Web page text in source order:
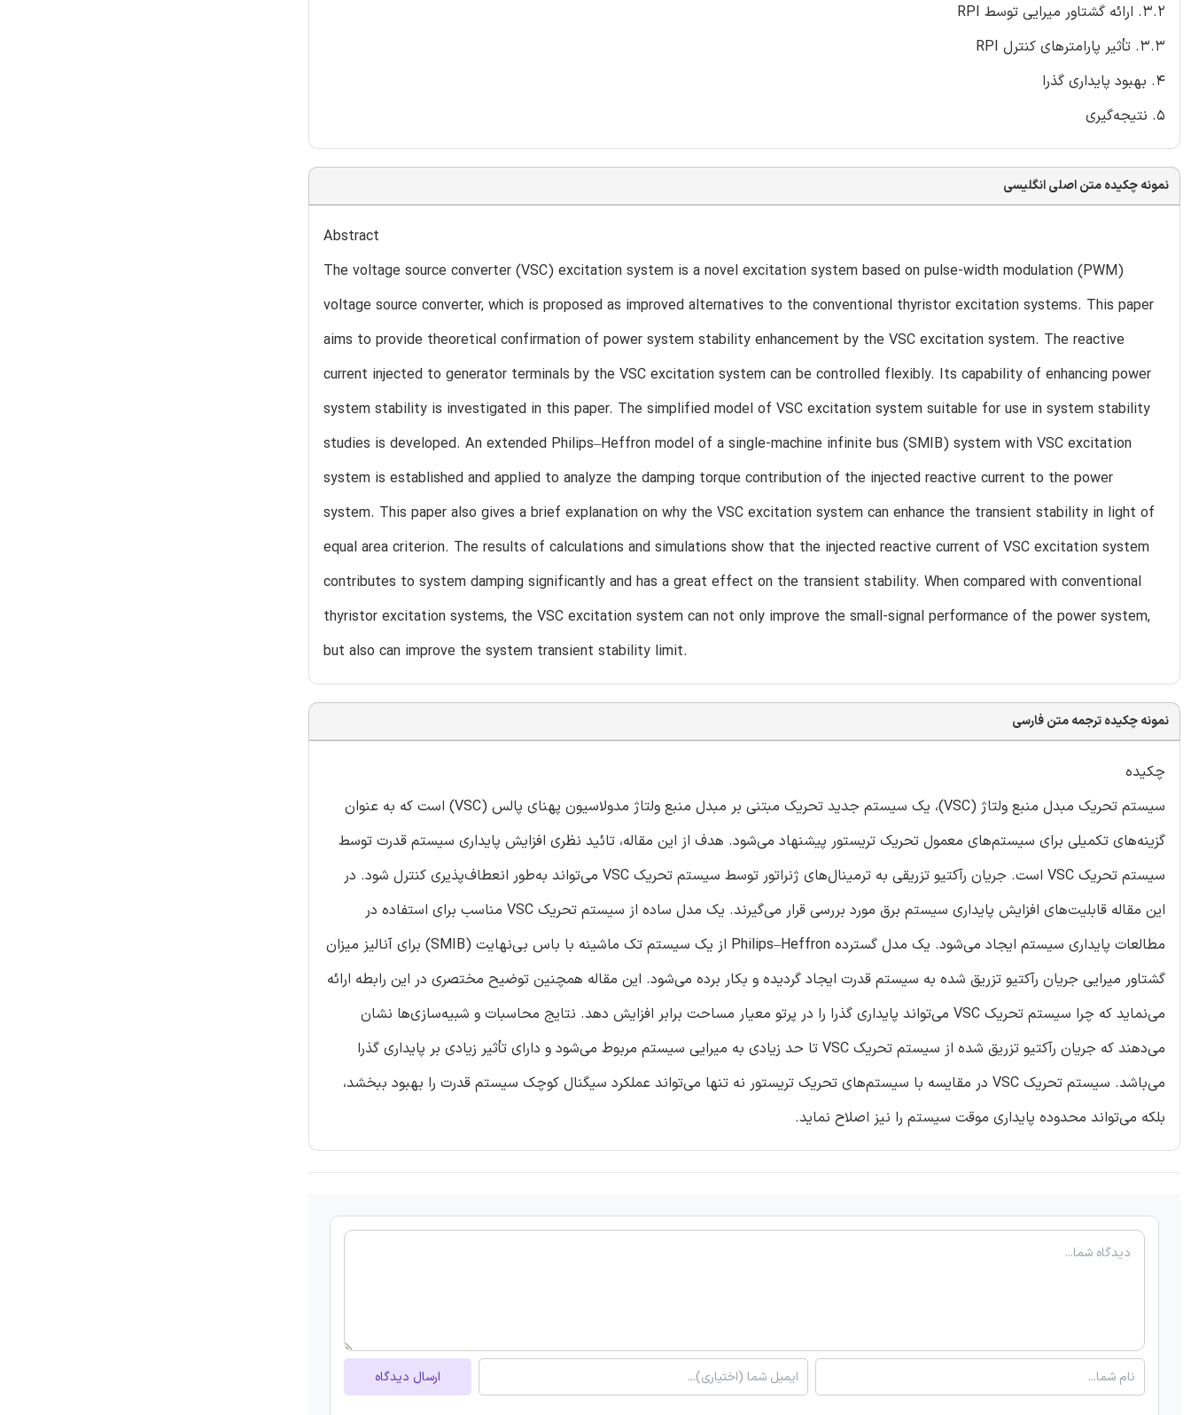
3.2. ارائه گشتاور میرایی توسط RPI
3.3. تأثیر پارامترهای کنترل RPI
4. بهبود پایداری گذرا
5. نتیجه‌گیری
نمونه چکیده متن اصلی انگلیسی
Abstract
The voltage source converter (VSC) excitation system is a novel excitation system based on pulse-width modulation (PWM)
voltage source converter, which is proposed as improved alternatives to the conventional thyristor excitation systems. This paper
aims to provide theoretical confirmation of power system stability enhancement by the VSC excitation system. The reactive
current injected to generator terminals by the VSC excitation system can be controlled flexibly. Its capability of enhancing power
system stability is investigated in this paper. The simplified model of VSC excitation system suitable for use in system stability
studies is developed. An extended Philips–Heffron model of a single-machine infinite bus (SMIB) system with VSC excitation
system is established and applied to analyze the damping torque contribution of the injected reactive current to the power
system. This paper also gives a brief explanation on why the VSC excitation system can enhance the transient stability in light of
equal area criterion. The results of calculations and simulations show that the injected reactive current of VSC excitation system
contributes to system damping significantly and has a great effect on the transient stability. When compared with conventional
thyristor excitation systems, the VSC excitation system can not only improve the small-signal performance of the power system,
but also can improve the system transient stability limit.
نمونه چکیده ترجمه متن فارسی
چکیده
سیستم تحریک مبدل منبع ولتاژ (VSC)، یک سیستم جدید تحریک مبتنی بر مبدل منبع ولتاژ مدولاسیون پهنای پالس (VSC) است که به عنوان
گزینه‌های تکمیلی برای سیستم‌های معمول تحریک تریستور پیشنهاد می‌شود. هدف از این مقاله، تائید نظری افزایش پایداری سیستم قدرت توسط
سیستم تحریک VSC است. جریان رآکتیو تزریقی به ترمینال‌های ژنراتور توسط سیستم تحریک VSC می‌تواند به‌طور انعطاف‌پذیری کنترل شود. در
این مقاله قابلیت‌های افزایش پایداری سیستم برق مورد بررسی قرار می‌گیرند. یک مدل ساده از سیستم تحریک VSC مناسب برای استفاده در
مطالعات پایداری سیستم ایجاد می‌شود. یک مدل گسترده Philips–Heffron از یک سیستم تک ماشینه با باس بی‌نهایت (SMIB) برای آنالیز میزان
گشتاور میرایی جریان رآکتیو تزریق شده به سیستم قدرت ایجاد گردیده و بکار برده می‌شود. این مقاله همچنین توضیح مختصری در این رابطه ارائه
می‌نماید که چرا سیستم تحریک VSC می‌تواند پایداری گذرا را در پرتو معیار مساحت برابر افزایش دهد. نتایج محاسبات و شبیه‌سازی‌ها نشان
می‌دهند که جریان رآکتیو تزریق شده از سیستم تحریک VSC تا حد زیادی به میرایی سیستم مربوط می‌شود و دارای تأثیر زیادی بر پایداری گذرا
می‌باشد. سیستم تحریک VSC در مقایسه با سیستم‌های تحریک تریستور نه تنها می‌تواند عملکرد سیگنال کوچک سیستم قدرت را بهبود ببخشد،
بلکه می‌تواند محدوده پایداری موقت سیستم را نیز اصلاح نماید.
ارسال دیدگاه